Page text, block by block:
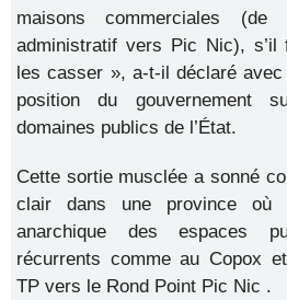
maisons commerciales
administratif vers Pic Nic),
les casser », a-t-il déclaré
position du gouvernement
domaines publics de l’État.
Cette sortie musclée a sonné
clair dans une province où
anarchique des espaces
récurrents comme au Copox
TP vers le Rond Point Pic Nic .